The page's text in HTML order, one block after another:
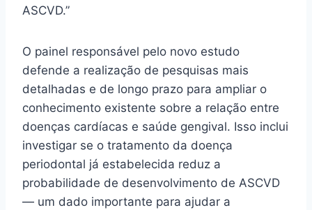
ASCVD.”
O painel responsável pelo novo estudo
defende a realização de pesquisas mais
detalhadas e de longo prazo para ampliar o
conhecimento existente sobre a relação entre
doenças cardíacas e saúde gengival. Isso inclui
investigar se o tratamento da doença
periodontal já estabelecida reduz a
probabilidade de desenvolvimento de ASCVD
— um dado importante para ajudar a